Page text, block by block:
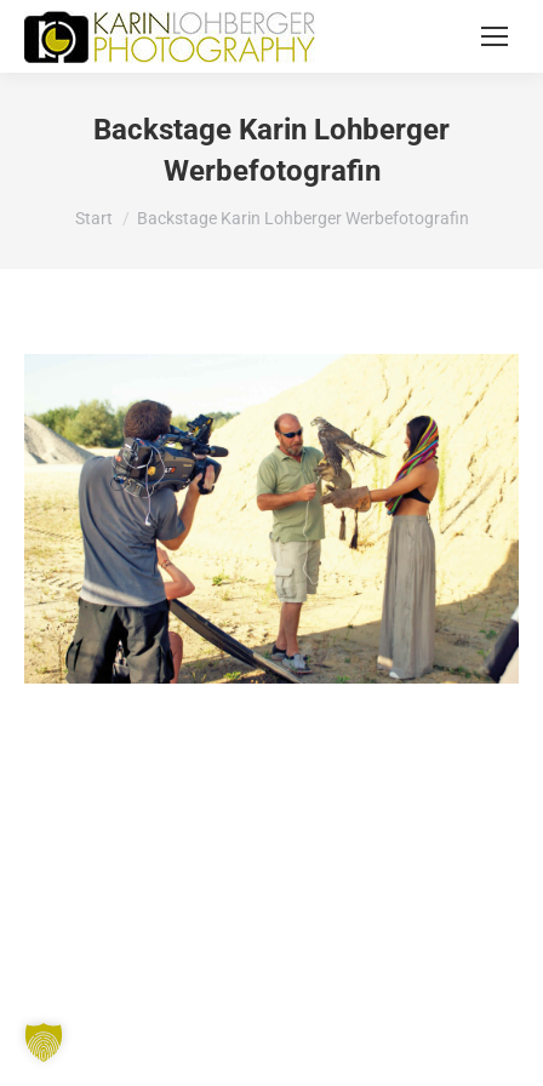
Backstage Karin Lohberger
Werbefotografin
Sie befinden sich hier:
Start Backstage Karin Lohberger Werbefotografin